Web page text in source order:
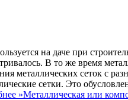
на даче при
В то же время
металлических сеток с
сетки. Это
»Металлическая или